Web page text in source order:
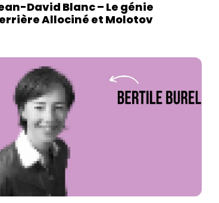
David Blanc – Le génie
Allociné et Molotov